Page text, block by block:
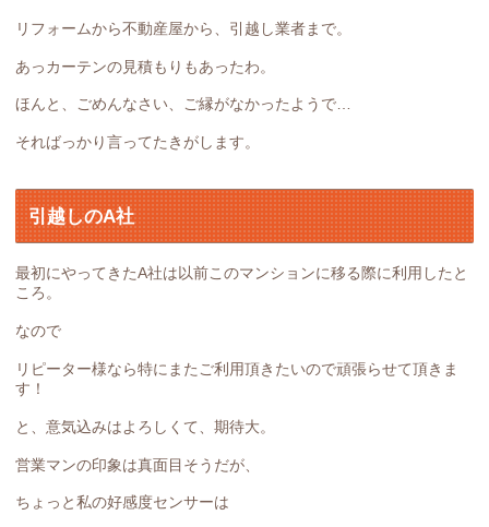
リフォームから不動産屋から、引越し業者まで。
あっカーテンの見積もりもあったわ。
ほんと、ごめんなさい、ご縁がなかったようで…
そればっかり言ってたきがします。
引越しのA社
最初にやってきたA社は以前このマンションに移る際に利用したと
ころ。
なので
リピーター様なら特にまたご利用頂きたいので頑張らせて頂きま
す！
と、意気込みはよろしくて、期待大。
営業マンの印象は真面目そうだが、
ちょっと私の好感度センサーは